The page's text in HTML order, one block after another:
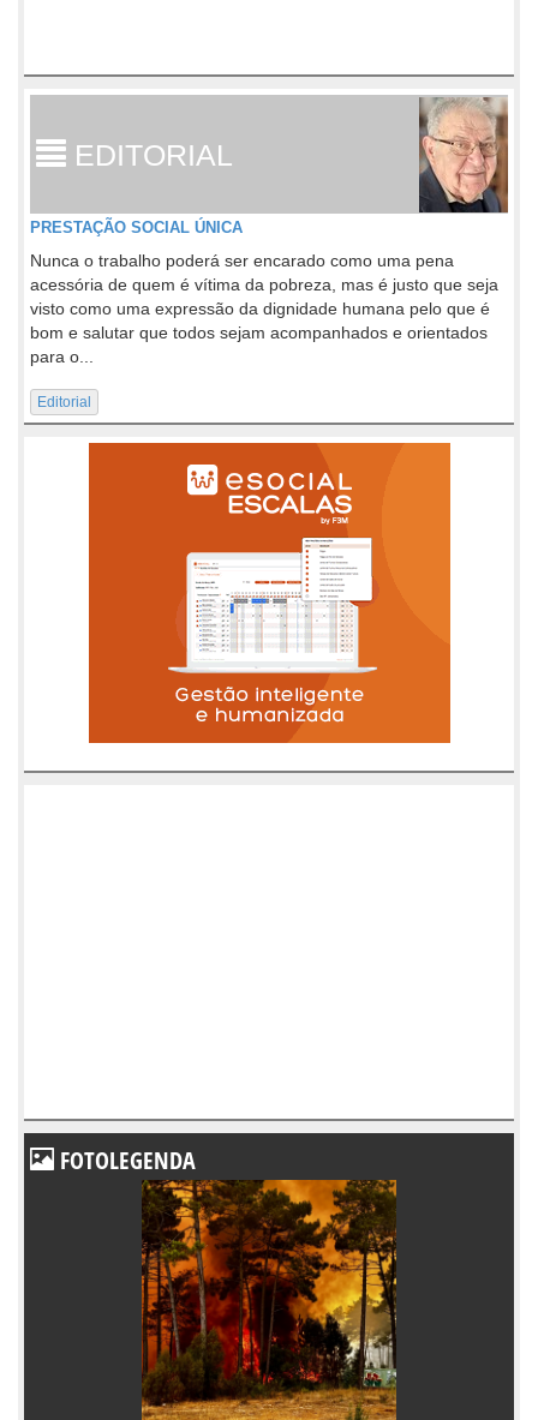
EDITORIAL
PRESTAÇÃO SOCIAL ÚNICA
Nunca o trabalho poderá ser encarado como uma pena
acessória de quem é vítima da pobreza, mas é justo que seja
visto como uma expressão da dignidade humana pelo que é
bom e salutar que todos sejam acompanhados e orientados
para o...
Editorial
FOTOLEGENDA